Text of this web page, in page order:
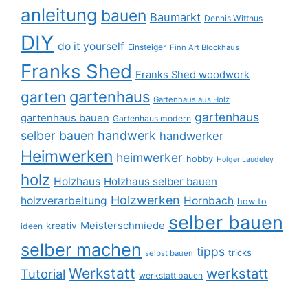
anleitung bauen Baumarkt Dennis Witthus
DIY do it yourself Einsteiger Finn Art Blockhaus
Franks Shed Franks Shed woodwork
garten gartenhaus Gartenhaus aus Holz
gartenhaus bauen Gartenhaus modern gartenhaus
selber bauen handwerk handwerker
Heimwerken heimwerker hobby Holger Laudeley
holz Holzhaus Holzhaus selber bauen
holzverarbeitung Holzwerken Hornbach how to
ideen kreativ Meisterschmiede selber bauen
selber machen selbst bauen tipps tricks
Tutorial Werkstatt werkstatt bauen werkstatt